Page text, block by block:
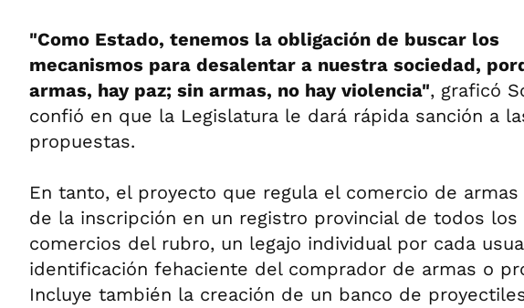
"Como Estado, tenemos la obligación de buscar los
mecanismos para desalentar a nuestra sociedad,
armas, hay paz; sin armas, no hay violencia", graficó
confió en que la Legislatura le dará rápida sanción a
propuestas.
En tanto, el proyecto que regula el comercio de armas
de la inscripción en un registro provincial de todos los
comercios del rubro, un legajo individual por cada
identificación fehaciente del comprador de armas o
Incluye también la creación de un banco de